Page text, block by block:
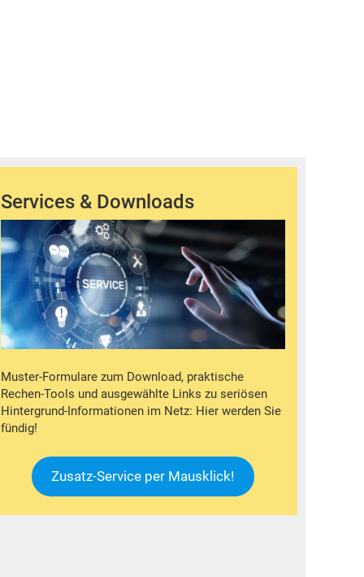
Services & Downloads
Muster-Formulare zum Download, praktische
Rechen-Tools und ausgewählte Links zu seriösen
Hintergrund-Informationen im Netz: Hier werden Sie
fündig!
Zusatz-Service per Mausklick!